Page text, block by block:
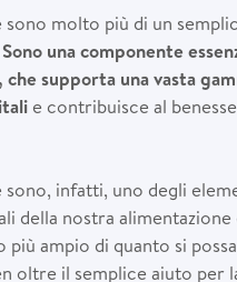
sono molto più di un
Sono una componente
supporta una vasta
e contribuisce al
sono, infatti, uno degli
della nostra alimentazione
ampio di quanto si
oltre il semplice aiuto per